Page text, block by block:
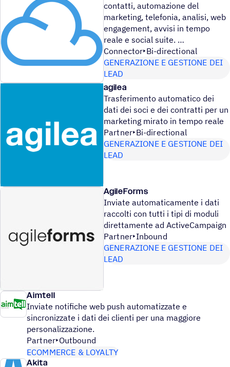
contatti, automazione del
marketing, telefonia, analisi, web
engagement, avvisi in tempo
reale e social suite.
Connector Bi-directional
GENERAZIONE E GESTIONE DEI
LEAD
agilea
Trasferimento automatico dei
dati dei soci e dei contratti per un
marketing mirato in tempo reale
Partner Bi-directional
GENERAZIONE E GESTIONE DEI
LEAD
AgileForms
Inviate automaticamente i dati
raccolti con tutti i tipi di moduli
direttamente ad ActiveCampaign
Partner Inbound
GENERAZIONE E GESTIONE DEI
LEAD
Aimtell
Inviate notifiche web push automatizzate e
sincronizzate i dati dei clienti per una maggiore
personalizzazione.
Partner Outbound
ECOMMERCE & LOYALTY
Akita